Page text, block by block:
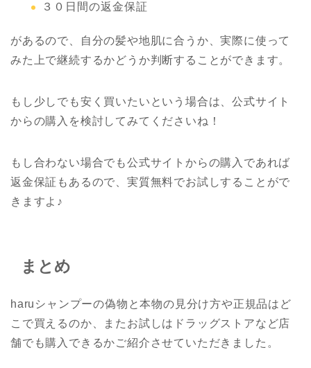
３０日間の返金保証
があるので、自分の髪や地肌に合うか、実際に使って
みた上で継続するかどうか判断することができます。
もし少しでも安く買いたいという場合は、公式サイト
からの購入を検討してみてくださいね！
もし合わない場合でも公式サイトからの購入であれば
返金保証もあるので、実質無料でお試しすることがで
きますよ♪
まとめ
haruシャンプーの偽物と本物の見分け方や正規品はど
こで買えるのか、またお試しはドラッグストアなど店
舗でも購入できるかご紹介させていただきました。